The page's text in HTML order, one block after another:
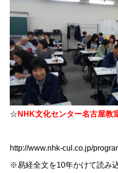
☆ NHK文化センター名古屋教
http://www.nhk-cul.co.jp/
※易経全文を10年かけて読み